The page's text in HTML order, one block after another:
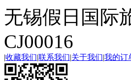
无锡假日国际
CJ00016
|收藏我们|联系我们|关于我们|我的订